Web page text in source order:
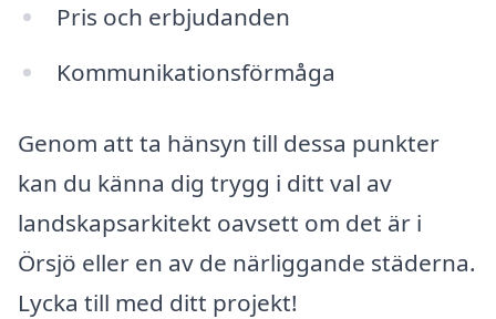
Pris och erbjudanden
Kommunikationsförmåga
Genom att ta hänsyn till dessa punkter
kan du känna dig trygg i ditt val av
landskapsarkitekt oavsett om det är i
Örsjö eller en av de närliggande städerna.
Lycka till med ditt projekt!